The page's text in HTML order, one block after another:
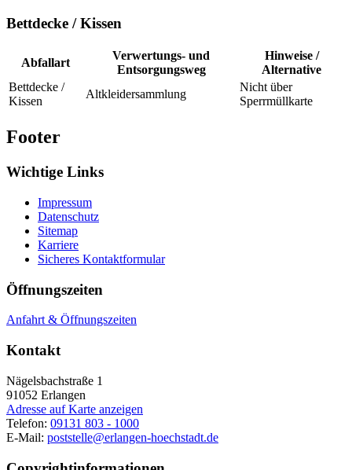
Bettdecke / Kissen
Abfallart
Verwertungs- und
Entsorgungsweg
Hinweise /
Alternative
Bettdecke /
Kissen
Altkleidersammlung
Nicht über
Sperrmüllkarte
Footer
Wichtige Links
Impressum
Datenschutz
Sitemap
Karriere
Sicheres Kontaktformular
Öffnungszeiten
Anfahrt & Öffnungszeiten
Kontakt
Nägelsbachstraße 1
91052 Erlangen
Adresse auf Karte anzeigen
Telefon: 09131 803 - 1000
E-Mail: poststelle@erlangen-hoechstadt.de